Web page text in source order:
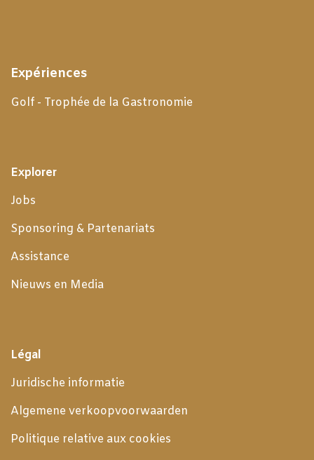
Expériences
Golf - Trophée de la Gastronomie
Explorer
Jobs
Sponsoring & Partenariats
Assistance
Nieuws en Media
Légal
Juridische informatie
Algemene verkoopvoorwaarden
Politique relative aux cookies